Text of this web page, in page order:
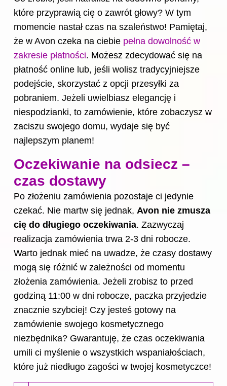
które przyprawią cię o zawrót głowy? W tym
momencie nastał czas na szaleństwo! Pamiętaj,
że w Avon czeka na ciebie pełna dowolność w
zakresie płatności. Możesz zdecydować się na
płatność online lub, jeśli wolisz tradycyjniejsze
podejście, skorzystać z opcji przesyłki za
pobraniem. Jeżeli uwielbiasz elegancję i
niespodzianki, to zamówienie, które zobaczysz w
zaciszu swojego domu, wydaje się być
najlepszym planem!
Oczekiwanie na odsiecz –
czas dostawy
Po złożeniu zamówienia pozostaje ci jedynie
czekać. Nie martw się jednak, Avon nie zmusza
cię do długiego oczekiwania. Zazwyczaj
realizacja zamówienia trwa 2-3 dni robocze.
Warto jednak mieć na uwadze, że czasy dostawy
mogą się różnić w zależności od momentu
złożenia zamówienia. Jeżeli zrobisz to przed
godziną 11:00 w dni robocze, paczka przyjedzie
znacznie szybciej! Czy jesteś gotowy na
zamówienie swojego kosmetycznego
niezbędnika? Gwarantuję, że czas oczekiwania
umili ci myślenie o wszystkich wspaniałościach,
które już niedługo zagości w twojej kosmetyczce!